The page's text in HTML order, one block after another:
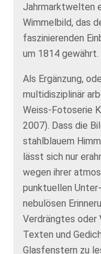
Jahrmarktwelten
Wimmelbild, das
faszinierenden
um 1814 gewährt.
Als Ergänzung,
multidisziplinär
Weiss-Fotoserie
2007). Dass die
stahlblauem
lässt sich nur
wegen ihrer
punktuellen
nebulösen
Verdrängtes oder
Texten und
Glasfenstern zu